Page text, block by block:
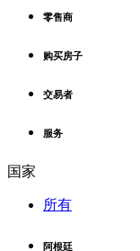
零售商
购买房子
交易者
服务
国家
所有
阿根廷